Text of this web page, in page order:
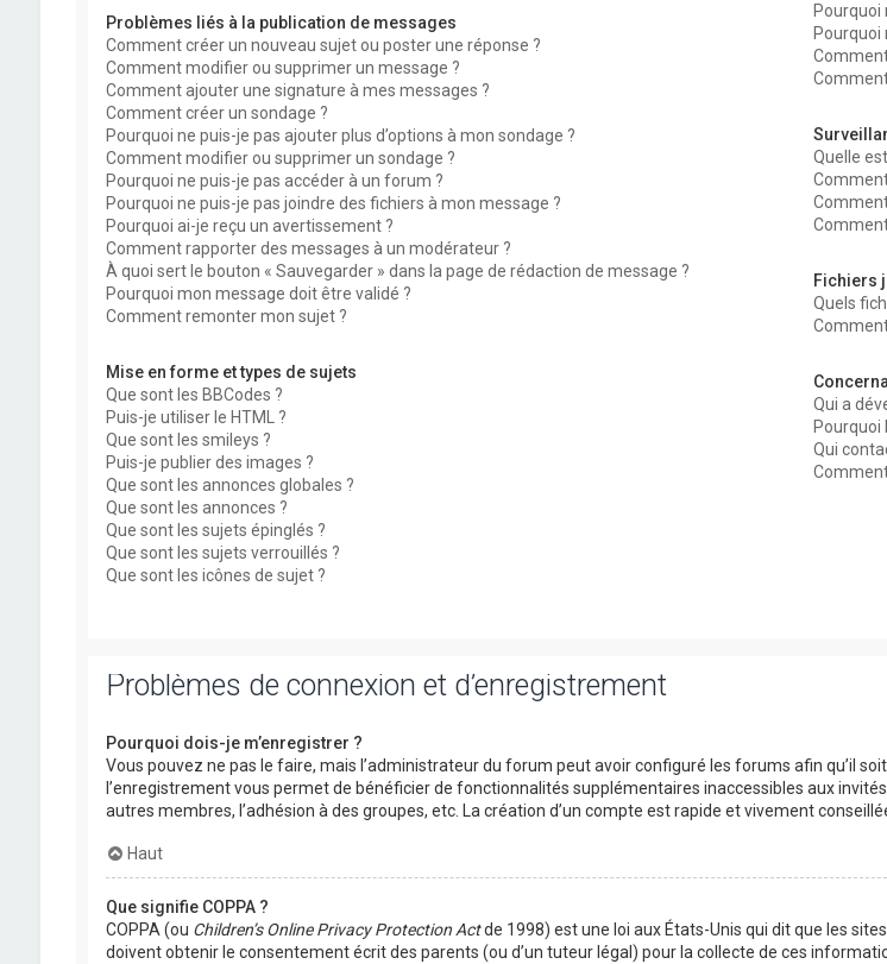
Problèmes liés à la publication de messages
Comment créer un nouveau sujet ou poster une réponse ?
Comment modifier ou supprimer un message ?
Comment ajouter une signature à mes messages ?
Comment créer un sondage ?
Pourquoi ne puis-je pas ajouter plus d’options à mon sondage ?
Comment modifier ou supprimer un sondage ?
Pourquoi ne puis-je pas accéder à un forum ?
Pourquoi ne puis-je pas joindre des fichiers à mon message ?
Pourquoi ai-je reçu un avertissement ?
Comment rapporter des messages à un modérateur ?
À quoi sert le bouton « Sauvegarder » dans la page de rédaction de message ?
Pourquoi mon message doit être validé ?
Comment remonter mon sujet ?
Mise en forme et types de sujets
Que sont les BBCodes ?
Puis-je utiliser le HTML ?
Que sont les smileys ?
Puis-je publier des images ?
Que sont les annonces globales ?
Que sont les annonces ?
Que sont les sujets épinglés ?
Que sont les sujets verrouillés ?
Que sont les icônes de sujet ?
Pourquoi
Pourquoi
Quelle
Fichiers
Quels
Qui a
Pourquoi
Qui
Problèmes de connexion et d’enregistrement
Pourquoi dois-je m’enregistrer ?
Vous pouvez ne pas le faire, mais l’administrateur du forum peut avoir configuré les forums afin qu’il
l’enregistrement vous permet de bénéficier de fonctionnalités supplémentaires inaccessibles aux
autres membres, l’adhésion à des groupes, etc. La création d’un compte est rapide et vivement
Haut
Que signifie COPPA ?
COPPA (ou Children’s Online Privacy Protection Actde 1998) est une loi aux États-Unis qui dit que les
doivent obtenir le consentement écrit des parents (ou d’un tuteur légal) pour la collecte de ces